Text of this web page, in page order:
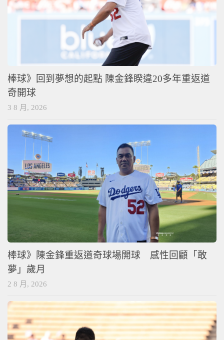
棒球》回到夢想的起點 陳金鋒睽違20多年重返道
奇開球
3 8 月, 2026
棒球》陳金鋒重返道奇球場開球 感性回顧「敢
夢」歲月
2 8 月, 2026